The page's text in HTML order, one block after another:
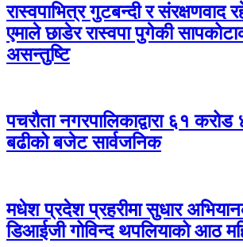
रास्वपाभित्र गुटबन्दी र संरक्षणवाद
एमाले छाडेर रास्वपा पुगेकी
असन्तुष्टि
पचरौता नगरपालिकाद्वारा ६१
बढीको बजेट सार्वजनिक
मधेश प्रदेश प्रहरीमा सुधार
डिआईजी गोविन्द थपलियाको आठ